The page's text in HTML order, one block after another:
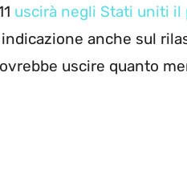
uscirà negli Stati uniti il
anche sul
uscire quanto